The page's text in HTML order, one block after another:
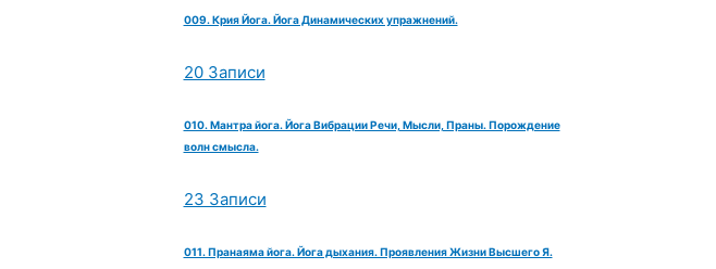
009. Крия Йога. Йога Динамических упражнений.
20 Записи
010. Мантра йога. Йога Вибрации Речи, Мысли, Праны. Порождение
волн смысла.
23 Записи
011. Пранаяма йога. Йога дыхания. Проявления Жизни Высшего Я.